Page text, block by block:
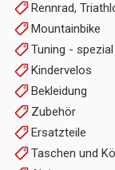
Rennrad,
Mountainbike
Tuning -
Kindervelos
Bekleidung
Zubehör
Ersatzteile
Taschen und